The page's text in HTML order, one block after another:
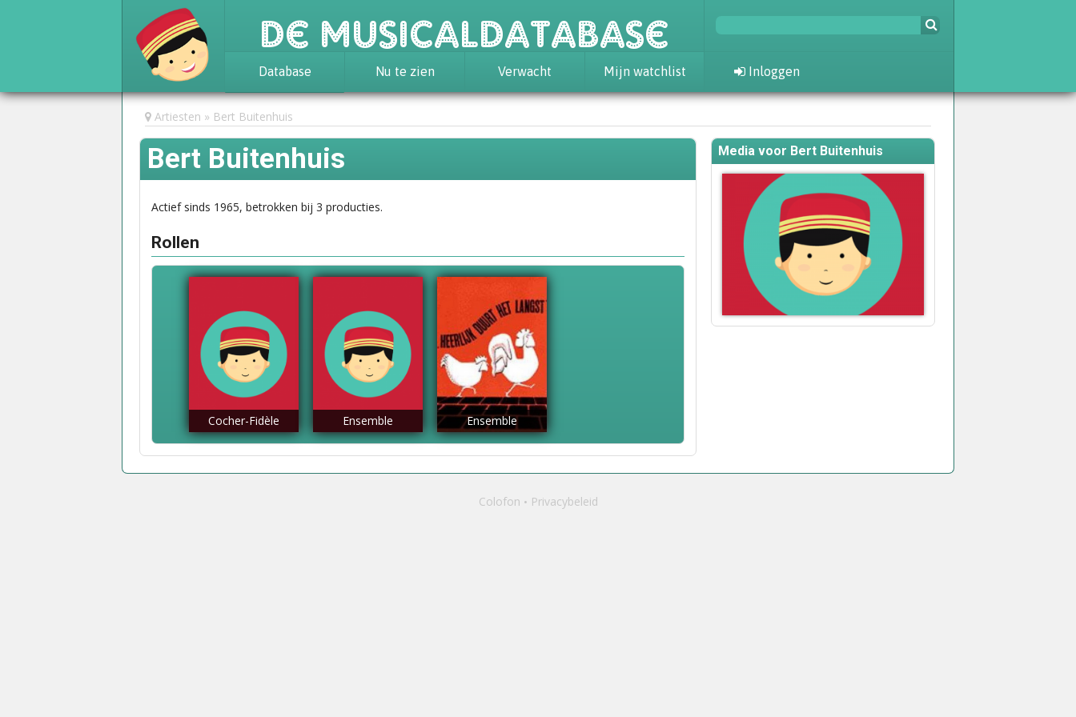
De Musicaldatabase
Database
Achtergrond
Awards
Statistieken
Nu te zien Verwacht Mijn watchlist Inloggen
Artiesten Bert Buitenhuis
Bert Buitenhuis
Actief sinds 1965, betrokken bij 3 producties.
Rollen
Cocher-Fidèle Ensemble Ensemble
Media voor Bert Buitenhuis
Colofon Privacybeleid